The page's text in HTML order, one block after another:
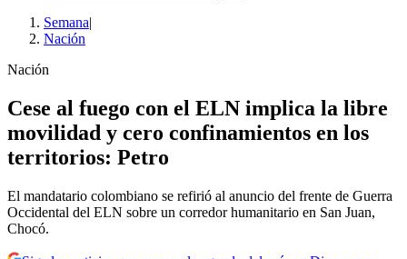
Semana|
Nación
Nación
Cese al fuego con el ELN implica la libre
movilidad y cero confinamientos en los
territorios: Petro
El mandatario colombiano se refirió al anuncio del frente de Guerra
Occidental del ELN sobre un corredor humanitario en San Juan,
Chocó.